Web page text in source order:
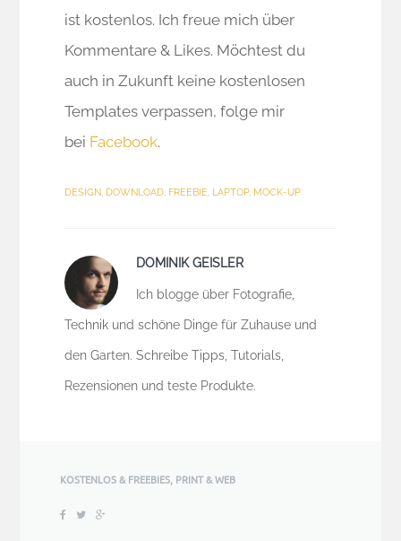
ist kostenlos. Ich freue mich über
Kommentare & Likes. Möchtest du
auch in Zukunft keine kostenlosen
Templates verpassen, folge mir
bei Facebook.
DESIGN, DOWNLOAD, FREEBIE, LAPTOP, MOCK-UP
DOMINIK GEISLER
Ich blogge über Fotografie,
Technik und schöne Dinge für Zuhause und
den Garten. Schreibe Tipps, Tutorials,
Rezensionen und teste Produkte.
KOSTENLOS & FREEBIES, PRINT & WEB